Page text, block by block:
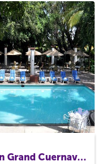
Hotel Misión Grand Cuernavaca